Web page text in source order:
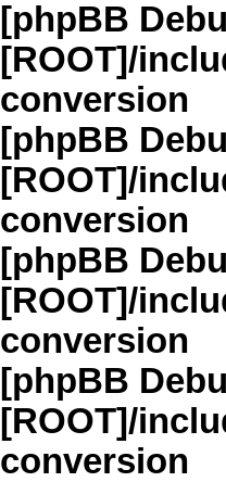
[phpBB
[ROOT]/
conversion
[phpBB
[ROOT]/
conversion
[phpBB
[ROOT]/
conversion
[phpBB
[ROOT]/
conversion